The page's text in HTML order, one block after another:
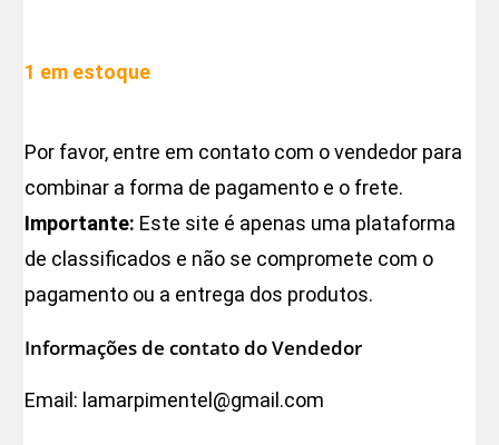
1 em estoque
Por favor, entre em contato com o vendedor para
combinar a forma de pagamento e o frete.
Importante: Este site é apenas uma plataforma
de classificados e não se compromete com o
pagamento ou a entrega dos produtos.
Informações de contato do Vendedor
Email: lamarpimentel@gmail.com